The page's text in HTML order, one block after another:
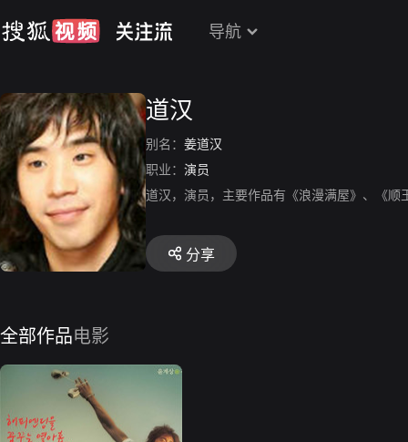
导航
道汉
别名： 姜道汉
职业： 演员
道汉，演员，主要作品有《浪漫满屋》、《顺
分享
全部作品电影